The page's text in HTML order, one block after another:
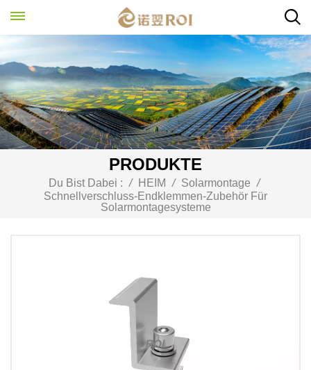
PRODUKTE
Du Bist Dabei : / HEIM / Solarmontage /
Schnellverschluss-Endklemmen-Zubehör Für
Solarmontagesysteme